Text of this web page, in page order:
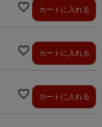
カートに入れる
カートに入れる
カートに入れる